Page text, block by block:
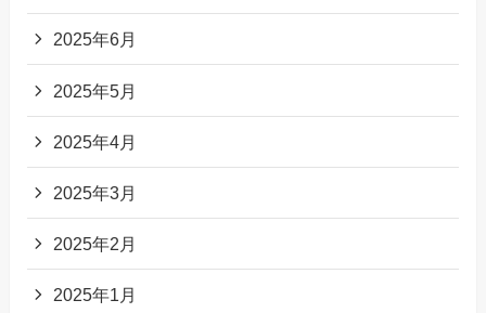
2025年6月
2025年5月
2025年4月
2025年3月
2025年2月
2025年1月